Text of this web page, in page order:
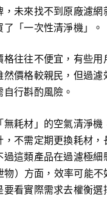
未來找不到原廠濾網
「一次性清淨機」。
往往不便宜，有些用
然價格較親民，但過濾
行斟酌風險。
無耗材」的空氣清淨機
，不需定期更換耗材，
過這類產品在過濾極細
）方面，效率可能不
看實際需求去權衡選